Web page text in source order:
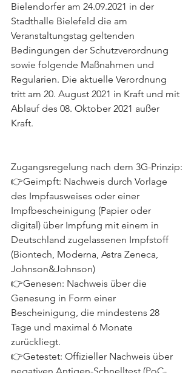
Bielendorfer am 24.09.2021 in der
Stadthalle Bielefeld die am
Veranstaltungstag geltenden
Bedingungen der Schutzverordnung
sowie folgende Maßnahmen und
Regularien. Die aktuelle Verordnung
tritt am 20. August 2021 in Kraft und mit
Ablauf des 08. Oktober 2021 außer
Kraft.
Zugangsregelung nach dem 3G-Prinzip:
👉Geimpft: Nachweis durch Vorlage
des Impfausweises oder einer
Impfbescheinigung (Papier oder
digital) über Impfung mit einem in
Deutschland zugelassenen Impfstoff
(Biontech, Moderna, Astra Zeneca,
Johnson&Johnson)
👉Genesen: Nachweis über die
Genesung in Form einer
Bescheinigung, die mindestens 28
Tage und maximal 6 Monate
zurückliegt.
👉Getestet: Offizieller Nachweis über